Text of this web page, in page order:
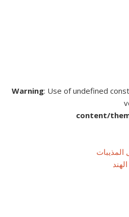
Warning: Use of undefined
content/